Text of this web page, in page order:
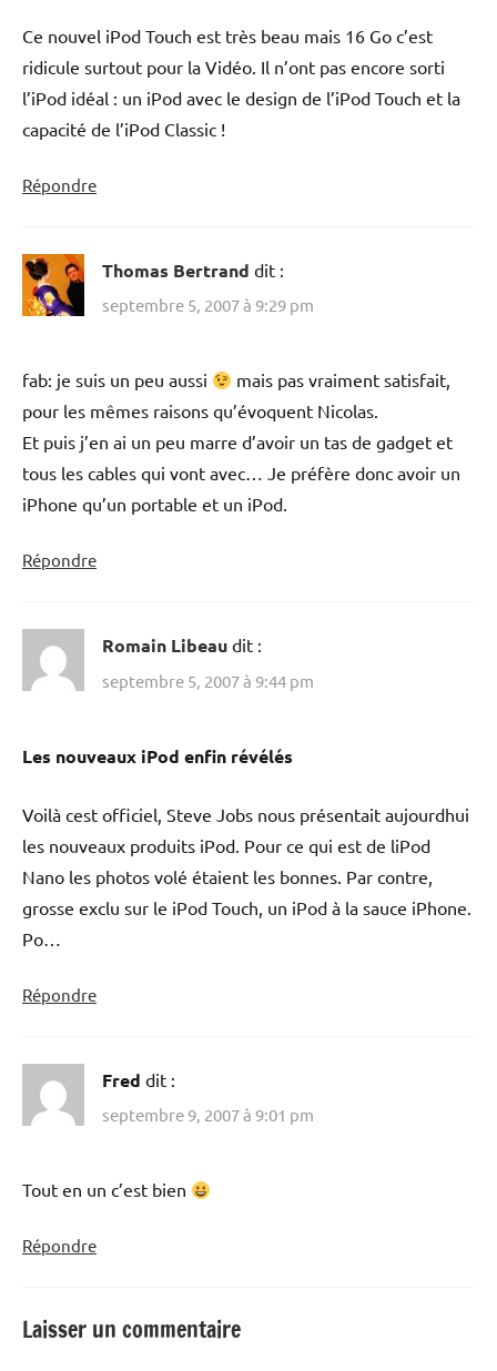
Ce nouvel iPod Touch est très beau mais 16 Go c’est
ridicule surtout pour la Vidéo. Il n’ont pas encore sorti
l’iPod idéal : un iPod avec le design de l’iPod Touch et la
capacité de l’iPod Classic !
Répondre
Thomas Bertrand dit :
septembre 5, 2007 à 9:29 pm
fab: je suis un peu aussi
mais pas vraiment satisfait,
pour les mêmes raisons qu’évoquent Nicolas.
Et puis j’en ai un peu marre d’avoir un tas de gadget et
tous les cables qui vont avec… Je préfère donc avoir un
iPhone qu’un portable et un iPod.
Répondre
Romain Libeau dit :
septembre 5, 2007 à 9:44 pm
Les nouveaux iPod enfin révélés
Voilà cest officiel, Steve Jobs nous présentait aujourdhui
les nouveaux produits iPod. Pour ce qui est de liPod
Nano les photos volé étaient les bonnes. Par contre,
grosse exclu sur le iPod Touch, un iPod à la sauce iPhone.
Po…
Répondre
Fred dit :
septembre 9, 2007 à 9:01 pm
Tout en un c’est bien
Répondre
Laisser un commentaire